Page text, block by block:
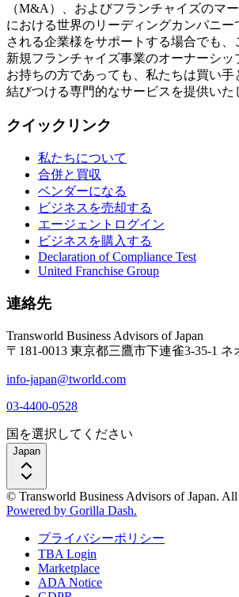
（M&A）、およびフランチャイズのマ
における世界のリーディングカンパニー
される企業様をサポートする場合でも
新規フランチャイズ事業のオーナーシッ
お持ちの方であっても、私たちは買い手
結びつける専門的なサービスを提供いた
クイックリンク
私たちについて
合併と買収
ベンダーになる
ビジネスを売却する
エージェントログイン
ビジネスを購入する
Declaration of Compliance Test
United Franchise Group
連絡先
Transworld Business Advisors of Japan
〒181-0013 東京都三鷹市下連雀3-35-1
info-japan@tworld.com
03-4400-0528
国を選択してください
Japan
© Transworld Business Advisors of Japan. All
Powered by Gorilla Dash.
プライバシーポリシー
TBA Login
Marketplace
ADA Notice